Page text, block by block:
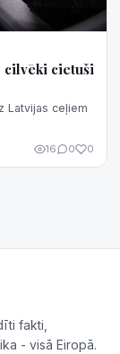
cilvēki cietuši
Latvijas ceļiem
16 0 0
fakti,
- visā Eiropā.